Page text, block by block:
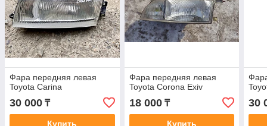
Фара передняя левая
Toyota Carina
30 000 ₸
Купить
Фара передняя левая
Toyota Corona Exiv
18 000₸
Купить
30